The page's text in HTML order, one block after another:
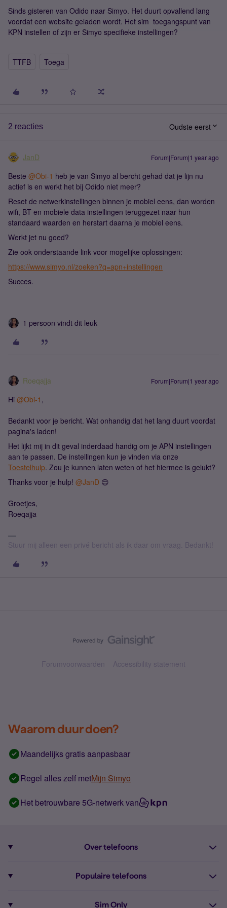
Sinds gisteren van Odido naar Simyo. Het duurt opvallend lang
voordat een website geladen wordt. Het sim toegangspunt van
KPN instellen of zijn er Simyo specifieke instellingen?
TTFB Toega
2 reacties Oudste eerst
JanD Forum|Forum|1 year ago
Beste ​ @Obi-1 heb je van Simyo al bercht gehad dat je lijn nu
actief is en werkt het bij Odido niet meer?
Reset de netwerkinstellingen binnen je mobiel eens, dan worden
wifi, BT en mobiele data instellingen teruggezet naar hun
standaard waarden en herstart daarna je mobiel eens.
Werkt jet nu goed?
Zie ook onderstaande link voor mogelijke oplossingen:
https://www.simyo.nl/zoeken?q=apn+instellingen
Succes.
1 persoon vindt dit leuk
Roeqajja Forum|Forum|1 year ago
Hi ​ @Obi-1 ,
Bedankt voor je bericht. Wat onhandig dat het lang duurt voordat
pagina's laden!
Het lijkt mij in dit geval inderdaad handig om je APN instellingen
aan te passen. De instellingen kun je vinden via onze
Toestelhulp. Zou je kunnen laten weten of het hiermee is gelukt?
Thanks voor je hulp! ​ @JanD 😊
Groetjes,
Roeqajja
Stuur mij alleen een privé bericht als ik daar om vraag. Bedankt!
Forumvoorwaarden Accessibility statement
Waarom duur doen?
Maandelijks gratis aanpasbaar
Regel alles zelf metMijn Simyo
Het betrouwbare 5G-netwerk van
Over telefoons
Populaire telefoons
Sim Only